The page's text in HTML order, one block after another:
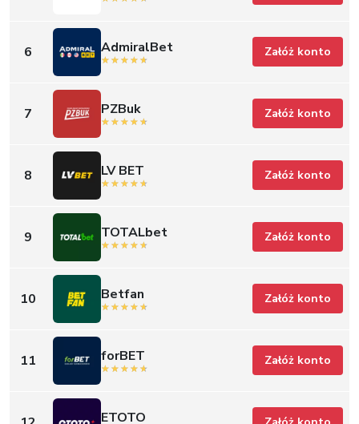
6 AdmiralBet Załóż konto
7 PZBuk Załóż konto
8 LV BET Załóż konto
9 TOTALbet Załóż konto
10 Betfan Załóż konto
11 forBET Załóż konto
ETOTO